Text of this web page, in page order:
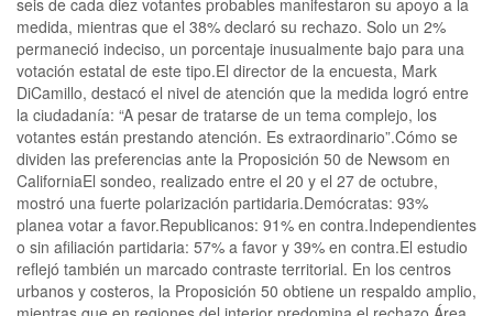
medida, mientras que el 38% declaró su rechazo. Solo un 2%
permaneció indeciso, un porcentaje inusualmente bajo para una
votación estatal de este tipo.El director de la encuesta, Mark
DiCamillo, destacó el nivel de atención que la medida logró entre
la ciudadanía: “A pesar de tratarse de un tema complejo, los
votantes están prestando atención. Es extraordinario”.Cómo se
dividen las preferencias ante la Proposición 50 de Newsom en
CaliforniaEl sondeo, realizado entre el 20 y el 27 de octubre,
mostró una fuerte polarización partidaria.Demócratas: 93%
planea votar a favor.Republicanos: 91% en contra.Independientes
o sin afiliación partidaria: 57% a favor y 39% en contra.El estudio
reflejó también un marcado contraste territorial. En los centros
urbanos y costeros, la Proposición 50 obtiene un respaldo amplio,